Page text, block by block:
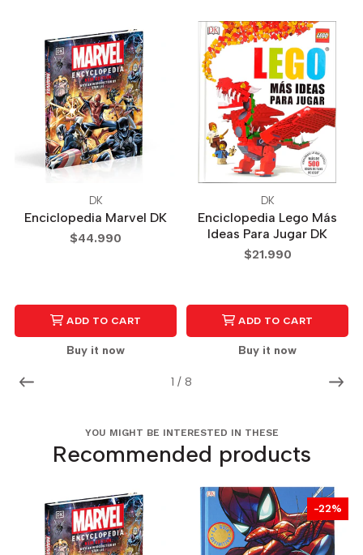
1 / 8
DK
Enciclopedia Marvel DK
$44.990
ADD TO CART
Buy it now
DK
Enciclopedia Lego Más
Ideas Para Jugar DK
$21.990
ADD TO CART
Buy it now
YOU MIGHT BE INTERESTED IN THESE
Recommended products
-22%